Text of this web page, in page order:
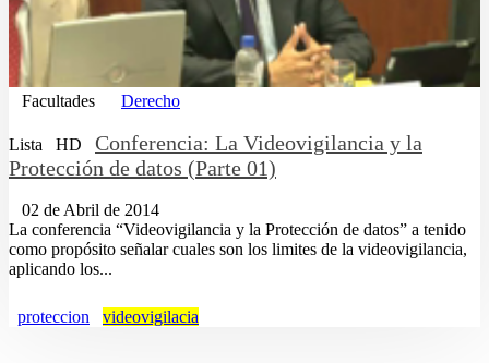
Facultades Derecho
Lista HD
Conferencia: La Videovigilancia y la
Protección de datos (Parte 01)
02 de Abril de 2014
La conferencia “Videovigilancia y la Protección de datos” a tenido
como propósito señalar cuales son los limites de la videovigilancia,
aplicando los...
proteccion videovigilacia